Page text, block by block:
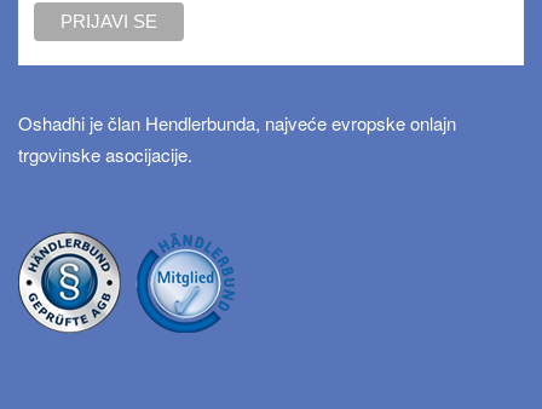
Oshadhi je član Hendlerbunda, najveće evropske onlajn
trgovinske asocijacije.